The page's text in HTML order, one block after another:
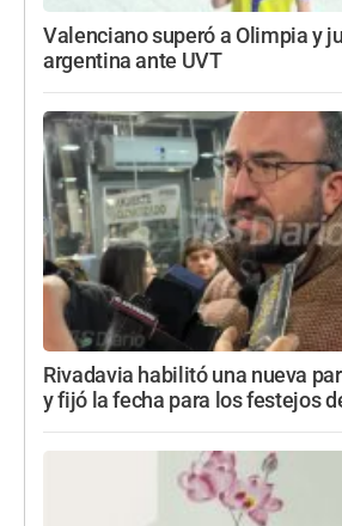
Valenciano superó a Olimpia y
argentina ante UVT
Rivadavia habilitó una nueva
y fijó la fecha para los festejos